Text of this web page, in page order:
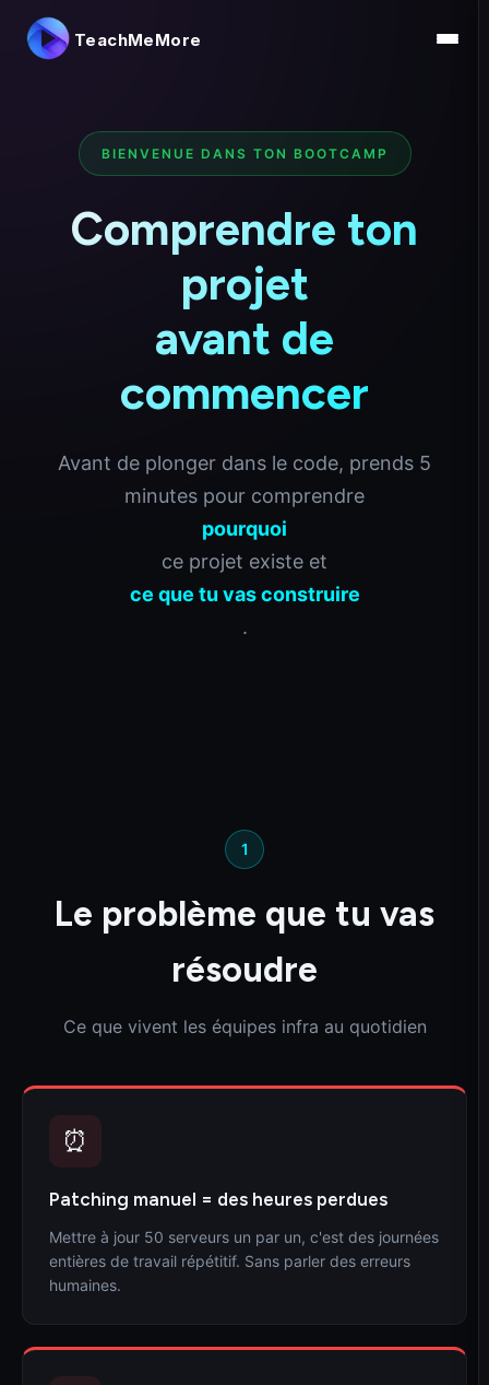
TeachMeMore
BIENVENUE DANS TON BOOTCAMP
Comprendre ton
projet
avant de
commencer
Avant de plonger dans le code, prends 5
minutes pour comprendre
pourquoi
ce projet existe et
ce que tu vas construire
.
1
Le problème que tu vas
résoudre
Ce que vivent les équipes infra au quotidien
⏰
Patching manuel = des heures perdues
Mettre à jour 50 serveurs un par un, c'est des journées
entières de travail répétitif. Sans parler des erreurs
humaines.